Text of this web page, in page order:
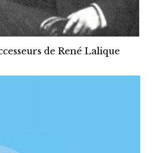
de René Lalique